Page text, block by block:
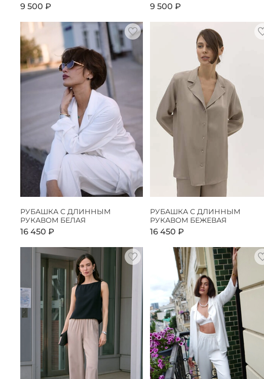
9 500 ₽ 9 500 ₽
РУБАШКА С ДЛИННЫМ
РУКАВОМ БЕЛАЯ
16 450 ₽
РУБАШКА С ДЛИННЫМ
РУКАВОМ БЕЖЕВАЯ
16 450 ₽